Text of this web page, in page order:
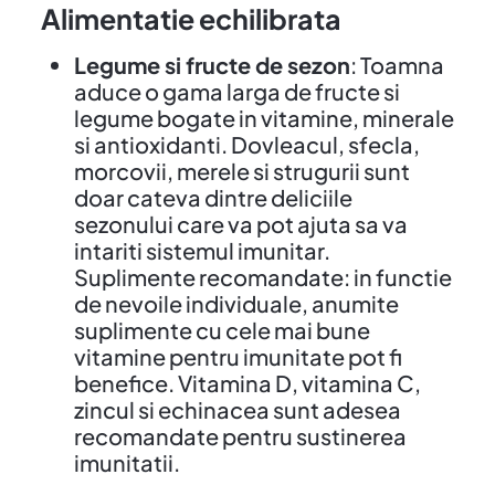
Alimentatie echilibrata
Legume si fructe de sezon: Toamna
aduce o gama larga de fructe si
legume bogate in vitamine, minerale
si antioxidanti. Dovleacul, sfecla,
morcovii, merele si strugurii sunt
doar cateva dintre deliciile
sezonului care va pot ajuta sa va
intariti sistemul imunitar.
Suplimente recomandate: in functie
de nevoile individuale, anumite
suplimente cu cele mai bune
vitamine pentru imunitate pot fi
benefice. Vitamina D, vitamina C,
zincul si echinacea sunt adesea
recomandate pentru sustinerea
imunitatii.